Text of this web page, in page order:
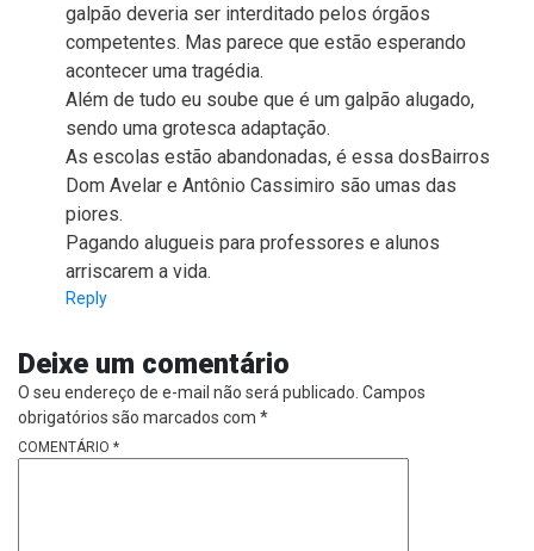
galpão deveria ser interditado pelos órgãos
competentes. Mas parece que estão esperando
acontecer uma tragédia.
Além de tudo eu soube que é um galpão alugado,
sendo uma grotesca adaptação.
As escolas estão abandonadas, é essa dosBairros
Dom Avelar e Antônio Cassimiro são umas das
piores.
Pagando alugueis para professores e alunos
arriscarem a vida.
Reply
Deixe um comentário
O seu endereço de e-mail não será publicado. Campos
obrigatórios são marcados com *
COMENTÁRIO *